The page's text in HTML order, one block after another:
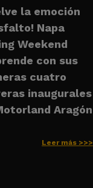
la emoción
Napa
Weekend
con sus
cuatro
inaugurales
Aragón
Leer más >>>